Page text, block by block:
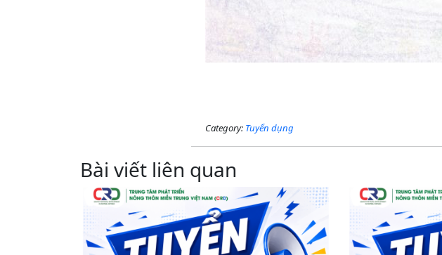
Category: Tuyển dụng
Bài viết liên quan